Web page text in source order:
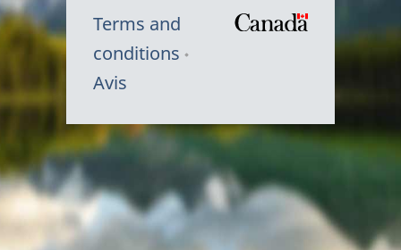
Terms and
conditions
Avis
Symbole
du